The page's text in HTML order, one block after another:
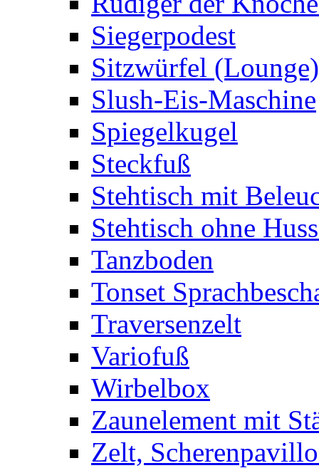
Siegerpodest
Sitzwürfel (Lounge)
Slush-Eis-Maschine
Spiegelkugel
Steckfuß
Stehtisch mit
Stehtisch ohne
Tanzboden
Tonset
Traversenzelt
Variofuß
Wirbelbox
Zaunelement mit
Zelt,